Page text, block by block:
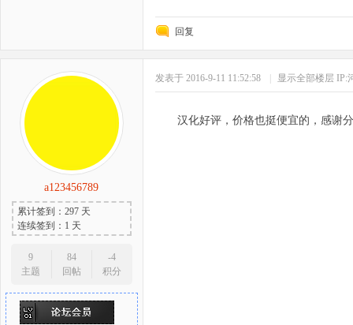
回复
a123456789
累计签到：297 天
连续签到：1 天
9
主题
84
回帖
-4
积分
发表于 2016-9-11 11:52:58 显示全部楼层 IP:
汉化好评，价格也挺便宜的，感谢